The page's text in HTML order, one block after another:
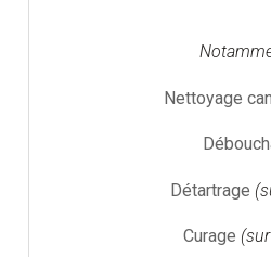
Nettoyage
Détartrage
Curage